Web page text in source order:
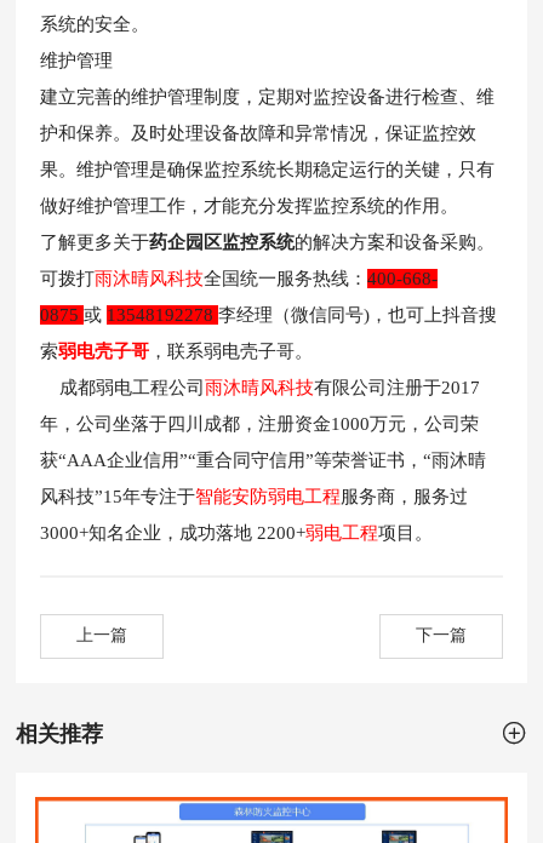
系统的安全。
维护管理
建立完善的维护管理制度，定期对监控设备进行检查、维
护和保养。及时处理设备故障和异常情况，保证监控效
果。维护管理是确保监控系统长期稳定运行的关键，只有
做好维护管理工作，才能充分发挥监控系统的作用。
了解更多关于药企园区监控系统的解决方案和设备采购。
可拨打雨沐晴风科技全国统一服务热线：400-668-
0875或 13548192278李经理（微信同号)，也可上抖音搜
索弱电壳子哥 ，联系弱电壳子哥。
成都弱电工程公司雨沐晴风科技有限公司注册于2017
年，公司坐落于四川成都，注册资金1000万元，公司荣
获“AAA企业信用”“重合同守信用”等荣誉证书，“雨沐晴
风科技”15年专注于智能安防弱电工程 服务商，服务过
3000+知名企业，成功落地 2200+弱电工程项目 。
上一篇 下一篇
相关推荐 